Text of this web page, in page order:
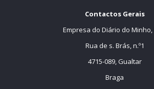
Contactos Gerais
Empresa do Diário do Minho,
Rua de s. Brás, n.º1
4715-089, Gualtar
Braga